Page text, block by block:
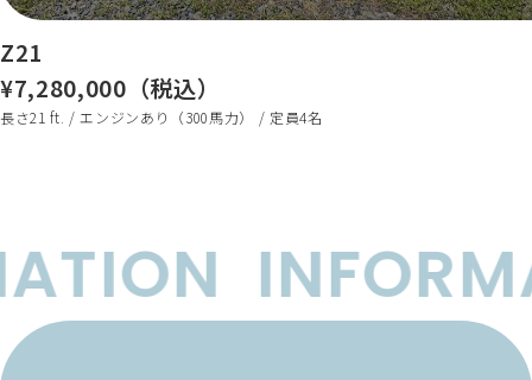
Z21
¥7,280,000（税込）
長さ21 ft. / エンジンあり（300馬力） / 定員4名